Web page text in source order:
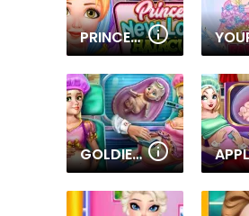
PRINCESS NEW LOOK HAIRCUT
GOLDIE PRINCESSES PREGNANT CHECK UP